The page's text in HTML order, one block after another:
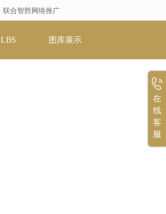
联合智胜网络推广
LBS 图库展示
在
线
客
服